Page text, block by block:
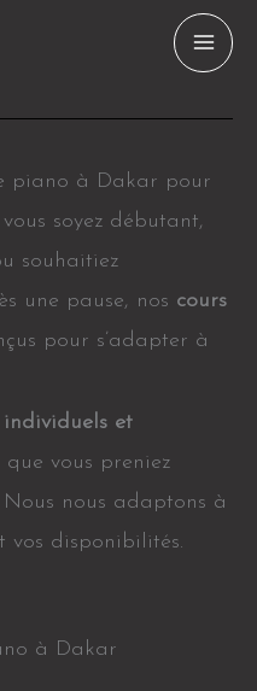
piano à Dakar pour
soyez débutant,
souhaitiez
une pause, nos cours
pour s’adapter à
individuels et
que vous preniez
nous adaptons à
vos disponibilités.